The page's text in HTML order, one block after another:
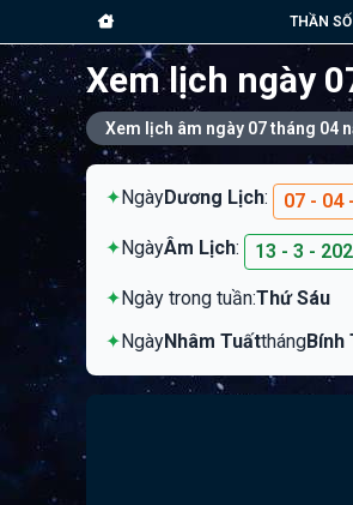
THẦN
Xem lịch ngày
Xem lịch âm ngày 07 tháng 04
✦NgàyDương Lịch: 07 - 04
✦NgàyÂm Lịch: 13 - 3 -
✦Ngày trong tuần:Thứ Sáu
✦NgàyNhâm TuấtthángBính